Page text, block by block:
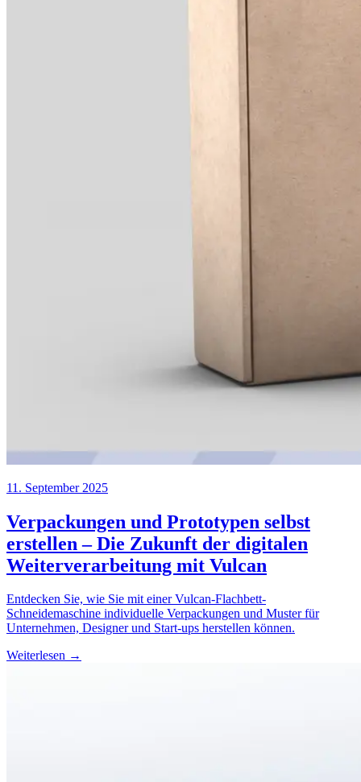
11. September 2025
Verpackungen und Prototypen selbst
erstellen – Die Zukunft der digitalen
Weiterverarbeitung mit Vulcan
Entdecken Sie, wie Sie mit einer Vulcan-Flachbett-
Schneidemaschine individuelle Verpackungen und Muster für
Unternehmen, Designer und Start-ups herstellen können.
Weiterlesen →